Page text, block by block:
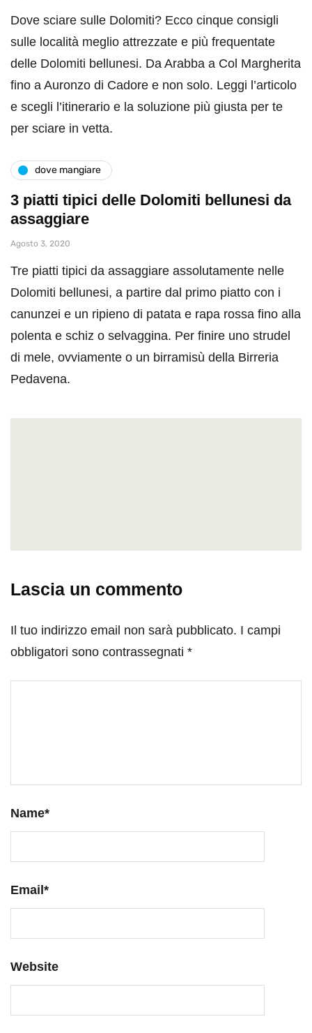
Dove sciare sulle Dolomiti? Ecco cinque consigli
sulle località meglio attrezzate e più frequentate
delle Dolomiti bellunesi. Da Arabba a Col Margherita
fino a Auronzo di Cadore e non solo. Leggi l’articolo
e scegli l’itinerario e la soluzione più giusta per te
per sciare in vetta.
dove mangiare
3 piatti tipici delle Dolomiti bellunesi da
assaggiare
Agosto 3, 2020
Tre piatti tipici da assaggiare assolutamente nelle
Dolomiti bellunesi, a partire dal primo piatto con i
canunzei e un ripieno di patata e rapa rossa fino alla
polenta e schiz o selvaggina. Per finire uno strudel
di mele, ovviamente o un birramisù della Birreria
Pedavena.
Lascia un commento
Il tuo indirizzo email non sarà pubblicato. I campi
obbligatori sono contrassegnati *
Name*
Email*
Website